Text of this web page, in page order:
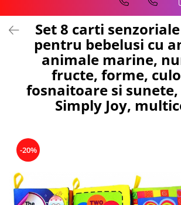
Jucarii educative, interactive
Puzzle si seturi de construit
Stickere, Abtibilduri, Autocolante
Set 8 carti
pentru bebelusi cu
animale marine,
fructe, forme,
fosnaitoare si sunete,
Simply Joy,
-20%